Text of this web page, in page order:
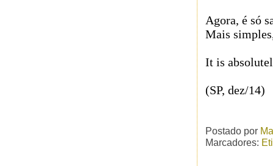
Agora, é só
Mais
It is
(SP, dez/14)
Postado por
Marcadores: